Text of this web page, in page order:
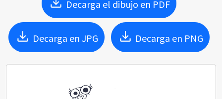
Decarga el dibujo en PDF
Decarga en JPG Decarga en PNG